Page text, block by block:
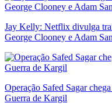
Jay Kelly: Netflix divulga
George Clooney e Adam
Operação Safed Sagar
Guerra de Kargil